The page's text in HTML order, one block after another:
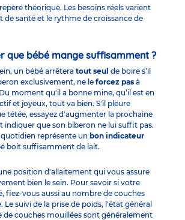
théorique. Les besoins réels varient
de santé et le rythme de croissance de
que bébé mange suffisamment ?
un bébé arrêtera tout seul de boire s’il
exclusivement, ne le forcez pas à
moment qu'il a bonne mine, qu’il est en
et joyeux, tout va bien. S'il pleure
tétée, essayez d'augmenter la prochaine
indiquer que son biberon ne lui suffit pas.
représente un bon indicateur
boit suffisamment de lait.
position d'allaitement qui vous assure
bien le sein. Pour savoir si votre
fiez-vous aussi au nombre de couches
Le suivi de la prise de poids, l'état général
de couches mouillées sont généralement